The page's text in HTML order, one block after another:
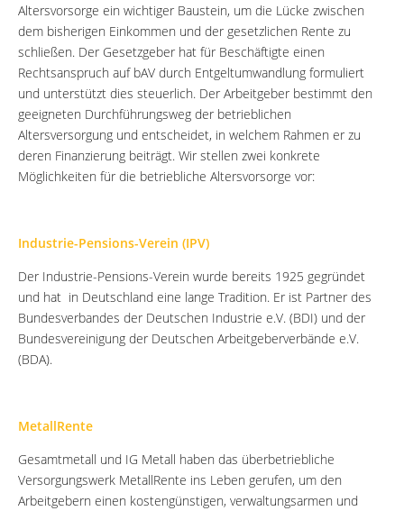
Altersvorsorge ein wichtiger Baustein, um die Lücke zwischen
dem bisherigen Einkommen und der gesetzlichen Rente zu
schließen. Der Gesetzgeber hat für Beschäftigte einen
Rechtsanspruch auf bAV durch Entgeltumwandlung formuliert
und unterstützt dies steuerlich. Der Arbeitgeber bestimmt den
geeigneten Durchführungsweg der betrieblichen
Altersversorgung und entscheidet, in welchem Rahmen er zu
deren Finanzierung beiträgt. Wir stellen zwei konkrete
Möglichkeiten für die betriebliche Altersvorsorge vor:
Industrie-Pensions-Verein (IPV)
Der Industrie-Pensions-Verein wurde bereits 1925 gegründet
und hat in Deutschland eine lange Tradition. Er ist Partner des
Bundesverbandes der Deutschen Industrie e.V. (BDI) und der
Bundesvereinigung der Deutschen Arbeitgeberverbände e.V.
(BDA).
MetallRente
Gesamtmetall und IG Metall haben das überbetriebliche
Versorgungswerk MetallRente ins Leben gerufen, um den
Arbeitgebern einen kostengünstigen, verwaltungsarmen und